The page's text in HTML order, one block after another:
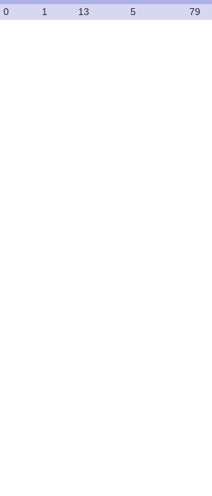
0 1 13 5 79